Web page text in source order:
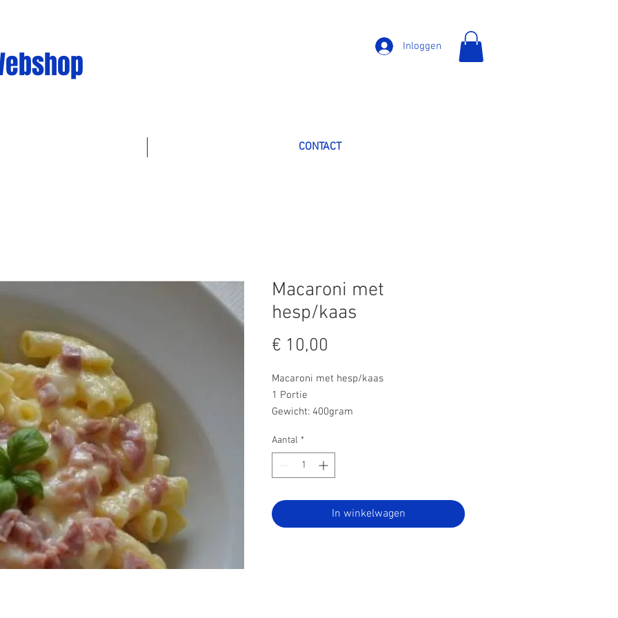
Inloggen
CONTACT
Macaroni met
hesp/kaas
€ 10,00
Macaroni met hesp/kaas
1 Portie
Gewicht: 400gram
Aantal *
In winkelwagen